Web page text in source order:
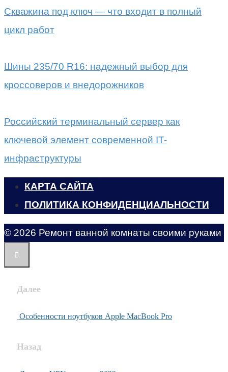
Скважина под ключ — что входит в полный
цикл работ
Шины 235/70 R16: надежный выбор для
кроссоверов и внедорожников
Российский терминальный сервер как
ключевой элемент современной IT-
инфраструктуры
КАРТА САЙТА
ПОЛИТИКА КОНФИДЕНЦИАЛЬНОСТИ
© 2026 Ремонт ванной комнаты своими руками
Далее
Особенности ноутбуков Apple MacBook Pro
Назад